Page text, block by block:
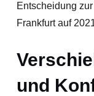
Entscheidung
Frankfurt auf
und